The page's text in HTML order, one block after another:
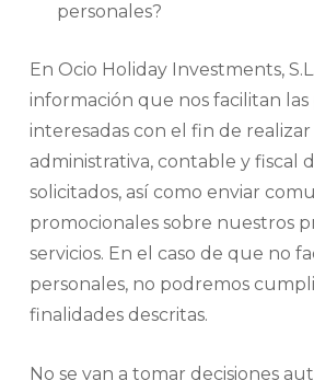
personales?
En Ocio Holiday Investments,
información que nos facilitan las
interesadas con el fin de
administrativa, contable y fiscal
solicitados, así como enviar
promocionales sobre nuestros
servicios. En el caso de que no
personales, no podremos
finalidades descritas.
No se van a tomar decisiones